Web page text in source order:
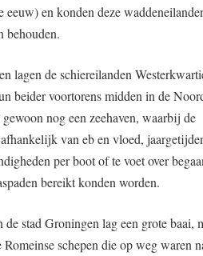
eeuw) en konden deze
behouden.
lagen de schiereilanden
beider voortorens midden in de
nog een zeehaven, waarbij de
van eb en vloed,
per boot of te voet over
bereikt konden worden.
de stad Groningen lag een grote baai,
schepen die op weg waren